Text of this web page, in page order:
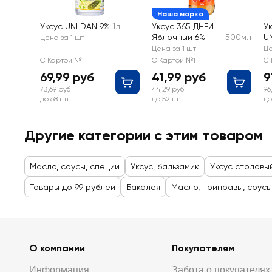
Уксус UNI DAN 9% 1л
Цена за 1 шт
С Картой №1
69,99 руб
73,69 руб
до 68 шт
Наша марка
Уксус 365 ДНЕЙ
Яблочный 6%
500мл
Цена за 1 шт
С Картой №1
41,99 руб
44,29 руб
до 52 шт
С
Другие категории с этим товаром
Масло, соусы, специи Уксус, бальзамик Уксус
Товары до 99 рублей Бакалея Масло, приправы,
О компании
Информация
Покупателям
Забота о покупателях